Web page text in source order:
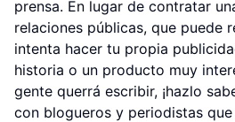
prensa. En lugar de contratar
relaciones públicas, que puede
intenta hacer tu propia
historia o un producto muy
gente querrá escribir, ¡hazlo
con blogueros y periodistas